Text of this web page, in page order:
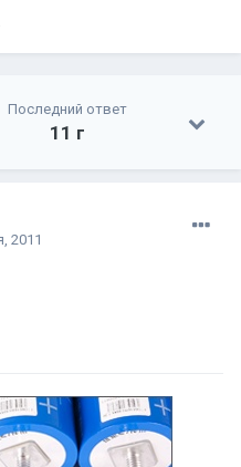
Последний ответ
11 г
2011